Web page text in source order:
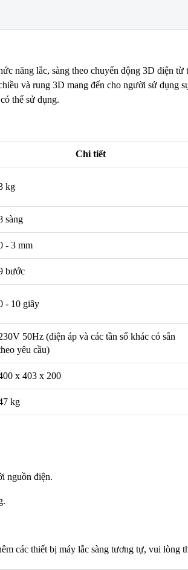
NEW
mô
được
Philips, xuất xứ Ba lan
năng lắc, sàng theo chuyển động 3D điện
và rung 3D mang đến cho người sử dụng
thể sử dụng.
Chi tiết
kg
sàng
- 3 mm
bước
- 10 giây
50Hz (điện áp và các tần số khác có sẵn
yêu cầu)
x 403 x 200
kg
nguồn điện.
các thiết bị máy lắc sàng tương tự, vui lòng